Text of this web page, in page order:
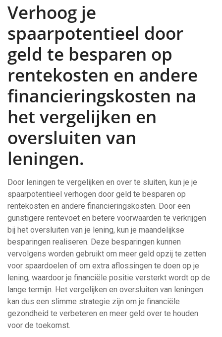
Verhoog je
spaarpotentieel door
geld te besparen op
rentekosten en andere
financieringskosten na
het vergelijken en
oversluiten van
leningen.
Door leningen te vergelijken en over te sluiten, kun je je
spaarpotentieel verhogen door geld te besparen op
rentekosten en andere financieringskosten. Door een
gunstigere rentevoet en betere voorwaarden te verkrijgen
bij het oversluiten van je lening, kun je maandelijkse
besparingen realiseren. Deze besparingen kunnen
vervolgens worden gebruikt om meer geld opzij te zetten
voor spaardoelen of om extra aflossingen te doen op je
lening, waardoor je financiële positie versterkt wordt op de
lange termijn. Het vergelijken en oversluiten van leningen
kan dus een slimme strategie zijn om je financiële
gezondheid te verbeteren en meer geld over te houden
voor de toekomst.